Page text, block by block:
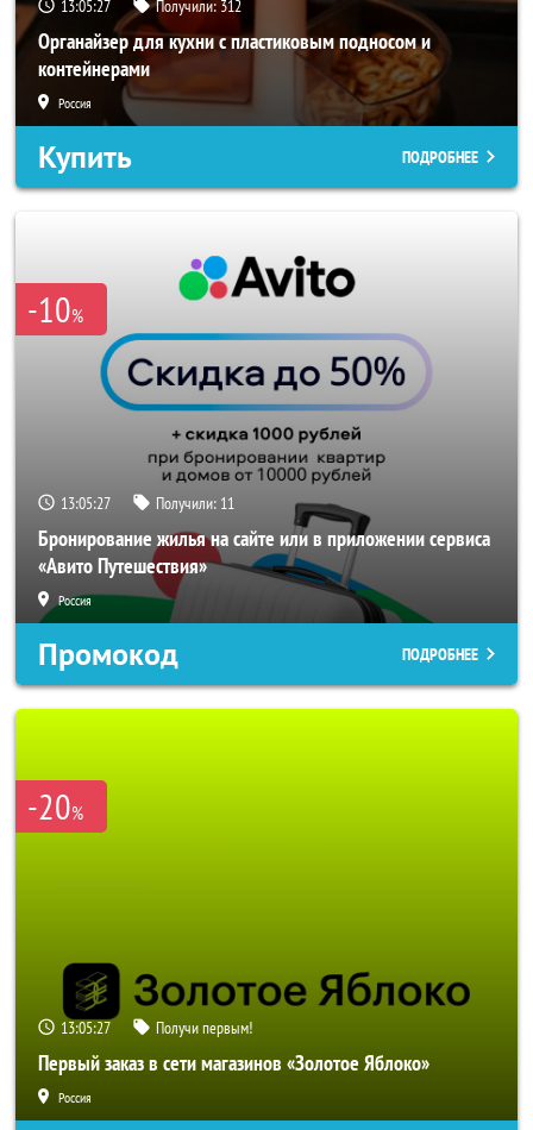
13:05:25 Получили: 312
Органайзер для кухни с пластиковым подносом и
контейнерами
Россия
Купить ПОДРОБНЕЕ
-10%
13:05:25 Получили: 11
Бронирование жилья на сайте или в приложении сервиса
«Авито Путешествия»
Россия
Промокод ПОДРОБНЕЕ
-20%
13:05:25 Получи первым!
Первый заказ в сети магазинов «Золотое Яблоко»
Россия